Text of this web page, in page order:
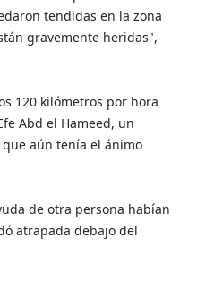
tendidas en la zona
gravemente heridas",
120 kilómetros por hora
Abd el Hameed, un
aún tenía el ánimo
de otra persona habían
atrapada debajo del